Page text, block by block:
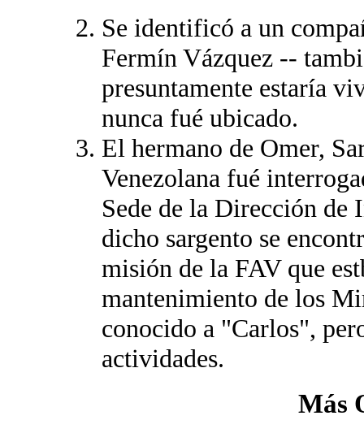
Se identificó a un
Fermín Vázquez --
presuntamente estaría
nunca fué ubicado.
El hermano de Omer,
Venezolana fué
Sede de la Dirección
dicho sargento se
misión de la FAV que
mantenimiento de los
conocido a "Carlos",
actividades.
Más